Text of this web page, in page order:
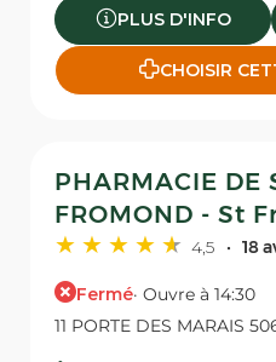
PLUS D'INFO
CHOISIR
PHARMACIE DE
FROMOND - St
4,5 18
Fermé· Ouvre à 14:30
11 PORTE DES MARAIS